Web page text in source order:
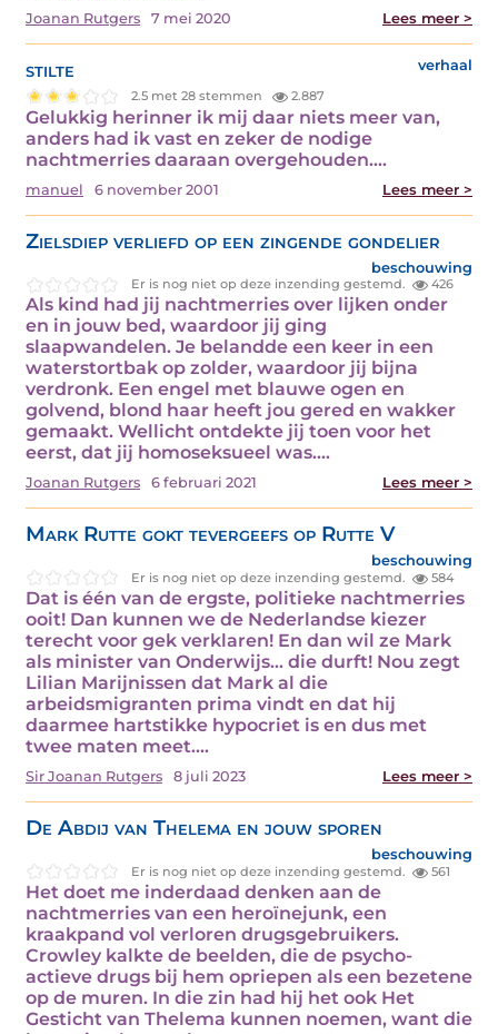
Joanan Rutgers 7 mei 2020 Lees meer >
stilte verhaal
2.5 met 28 stemmen 2.887
Gelukkig herinner ik mij daar niets meer van,
anders had ik vast en zeker de nodige
nachtmerries daaraan overgehouden.…
manuel 6 november 2001 Lees meer >
Zielsdiep verliefd op een zingende gondelier
beschouwing
Er is nog niet op deze inzending gestemd. 426
Als kind had jij nachtmerries over lijken onder
en in jouw bed, waardoor jij ging
slaapwandelen. Je belandde een keer in een
waterstortbak op zolder, waardoor jij bijna
verdronk. Een engel met blauwe ogen en
golvend, blond haar heeft jou gered en wakker
gemaakt. Wellicht ontdekte jij toen voor het
eerst, dat jij homoseksueel was.…
Joanan Rutgers 6 februari 2021 Lees meer >
Mark Rutte gokt tevergeefs op Rutte V
beschouwing
Er is nog niet op deze inzending gestemd. 584
Dat is één van de ergste, politieke nachtmerries
ooit! Dan kunnen we de Nederlandse kiezer
terecht voor gek verklaren! En dan wil ze Mark
als minister van Onderwijs... die durft! Nou zegt
Lilian Marijnissen dat Mark al die
arbeidsmigranten prima vindt en dat hij
daarmee hartstikke hypocriet is en dus met
twee maten meet.…
Sir Joanan Rutgers 8 juli 2023 Lees meer >
De Abdij van Thelema en jouw sporen
beschouwing
Er is nog niet op deze inzending gestemd. 561
Het doet me inderdaad denken aan de
nachtmerries van een heroïnejunk, een
kraakpand vol verloren drugsgebruikers.
Crowley kalkte de beelden, die de psycho-
actieve drugs bij hem opriepen als een bezetene
op de muren. In die zin had hij het ook Het
Gesticht van Thelema kunnen noemen, want die